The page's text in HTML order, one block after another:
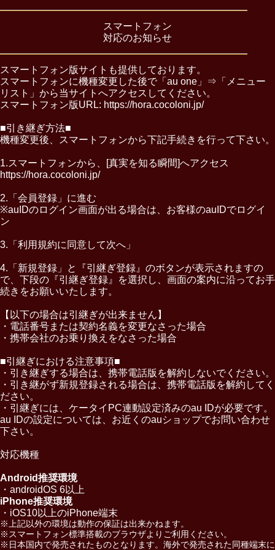
スマートフォン
対応のお知らせ
スマートフォン版サイトも提供しております。
スマートフォンに機種変更した後で「au one」⇒「メニュー
リスト」から当サイトへアクセスしてください。
スマートフォン版URL: https://hora.cocoloni.jp/
■引き継ぎ方法■
機種変更後、スマートフォンから下記手続きを行って下さい。
1.スマートフォンから、[真実を知る瞬間]へアクセス
https://hora.cocoloni.jp/
2.「会員登録」に進む
※auIDのログイン画面が出る場合は、お客様のauIDでログイ
ン
3.「利用規約に同意して次へ」
4.「新規登録」と『引継ぎ登録』のボタンが表示されますの
で、下段の『引継ぎ登録』を選択し、画面の案内に沿ってお手
続きをお願いいたします。
【以下の場合は引継ぎが出来ません】
・電話番号または契約名義を変更なさった場合
・携帯会社のお乗り換えをなさった場合
■引継ぎにおける注意事項■
・引き継ぎする場合は、携帯電話版を解約しないでください。
・引き継がず新規登録される場合は、携帯電話版を解約してく
ださい。
・引継ぎには、ケータイPC連動設定済みのau IDが必要です。
au IDの設定については、お近くのauショップでお問い合わせ
下さい。
対応機種
Android推奨環境
・androidOS 6以上
iPhone推奨環境
・iOS10以上のiPhone端末
※上記以外の環境は動作の保証は出来かねます。
※スマートフォン標準搭載のブラウザよりご利用ください。
※日本国内で発売されたものとなります。海外で発売された同種端末に